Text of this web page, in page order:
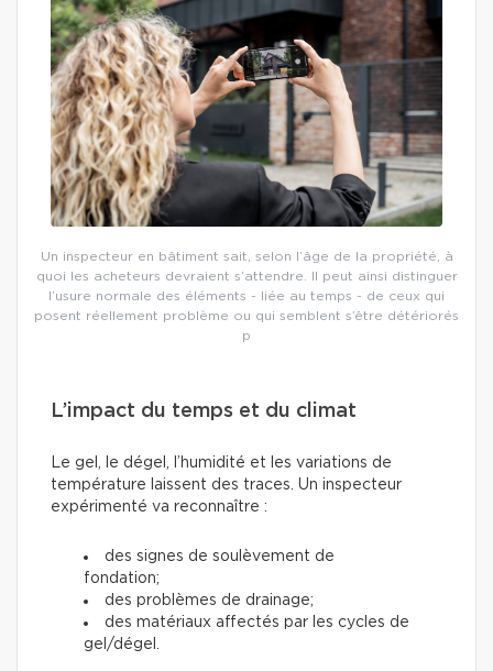
Un inspecteur en bâtiment sait, selon l’âge de la propriété, à
quoi les acheteurs devraient s’attendre. Il peut ainsi distinguer
l’usure normale des éléments - liée au temps - de ceux qui
posent réellement problème ou qui semblent s’être détériorés
p
L’impact du temps et du climat
Le gel, le dégel, l’humidité et les variations de
température laissent des traces. Un inspecteur
expérimenté va reconnaître :
des signes de soulèvement de
fondation;
des problèmes de drainage;
des matériaux affectés par les cycles de
gel/dégel.